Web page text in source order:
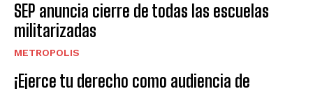
SEP anuncia cierre de todas las escuelas
militarizadas
METROPOLIS
¡Ejerce tu derecho como audiencia de